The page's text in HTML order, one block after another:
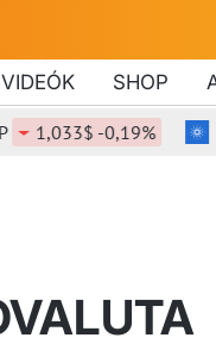
VIDEÓK SHOP
-0,19% ADA